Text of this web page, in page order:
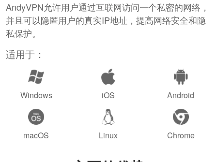
AndyVPN允许用户通过互联网访问一个私密的网络，
并且可以隐匿用户的真实IP地址，提高网络安全和隐
私保护。
适用于：
Windows iOS Android
macOS Linux Chrome